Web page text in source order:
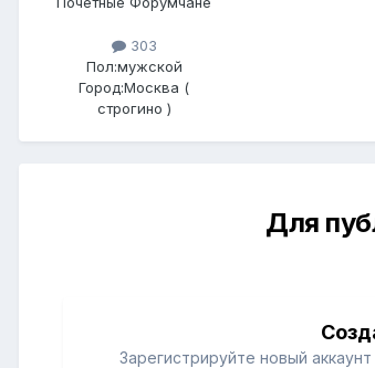
303
Пол:мужской
Город:Москва (
строгино )
Для
Зарегистрируйте новый